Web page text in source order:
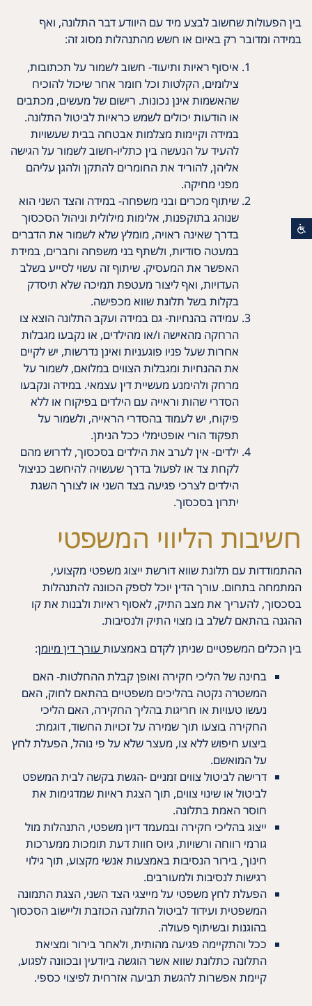
בין הפעולות שחשוב לבצע מיד עם היוודע דבר התלונה, ואף
במידה ומדובר רק באיום או חשש מהתנהלות מסוג זה:
איסוף ראיות ותיעוד- חשוב לשמור על תכתובות,
צילומים, הקלטות וכל חומר אחר שיכול להוכיח
שהאשמות אינן נכונות. רישום של מעשים, מכתבים
או הודעות יכולים לשמש כראיות לביטול התלונה.
במידה וקיימות מצלמות אבטחה בבית שעשויות
להעיד על הנעשה בין כתליו-חשוב לשמור על הגישה
אליהן, להוריד את החומרים להתקן ולהגן עליהם
מפני מחיקה.
שיתוף מכרים ובני משפחה- במידה והצד השני הוא
שנוהג בתוקפנות, אלימות מילולית וניהול הסכסוך
בדרך שאינה ראויה, מומלץ שלא לשמור את הדברים
במעטה סודיות, ולשתף בני משפחה וחברים, במידת
האפשר את המעסיק. שיתוף זה עשוי לסייע בשלב
העדויות, ואף ליצור מעטפת תמיכה שלא תיסדק
בקלות בשל תלונת שווא מכפישה.
עמידה בהנחיות- גם במידה ועקב התלונה הוצא צו
הרחקה מהאישה ו/או מהילדים, או נקבעו מגבלות
אחרות שעל פניו פוגעניות ואינן נדרשות, יש לקיים
את ההנחיות ומגבלות הצווים במלואם, לשמור על
מרחק ולהימנע מעשיית דין עצמאי. במידה ונקבעו
הסדרי שהות וראייה עם הילדים בפיקוח או ללא
פיקוח, יש לעמוד בהסדרי הראייה, ולשמור על
תפקוד הורי אופטימלי ככל הניתן.
ילדים- אין לערב את הילדים בסכסוך, לדרוש מהם
לקחת צד או לפעול בדרך שעשויה להיחשב כניצול
הילדים לצרכי פגיעה בצד השני או לצורך השגת
יתרון בסכסוך.
חשיבות הליווי המשפטי
ההתמודדות עם תלונת שווא דורשת ייצוג משפטי מקצועי,
המתמחה בתחום. עורך הדין יוכל לספק הכוונה להתנהלות
בסכסוך, להעריך את מצב התיק, לאסוף ראיות ולבנות את קו
ההגנה בהתאם לשלב בו מצוי התיק ולנסיבות.
בין הכלים המשפטיים שניתן לקדם באמצעותעורך דין מיומן:
בחינה של הליכי חקירה ואופן קבלת ההחלטות- האם
המשטרה נקטה בהליכים משפטיים בהתאם לחוק, האם
נעשו טעויות או חריגות בהליך החקירה, האם הליכי
החקירה בוצעו תוך שמירה על זכויות החשוד, דוגמת:
ביצוע חיפוש ללא צו, מעצר שלא על פי נוהל, הפעלת לחץ
על המואשם.
דרישה לביטול צווים זמניים -הגשת בקשה לבית המשפט
לביטול או שינוי צווים, תוך הצגת ראיות שמדגימות את
חוסר האמת בתלונה.
ייצוג בהליכי חקירה ובמעמד דיון משפטי, התנהלות מול
גורמי רווחה ורשויות, גיוס חוות דעת תומכות ממערכות
חינוך, בירור הנסיבות באמצעות אנשי מקצוע, תוך גילוי
רגישות לנסיבות ולמעורבים.
הפעלת לחץ משפטי על מייצגי הצד השני, הצגת התמונה
המשפטית ועידוד לביטול התלונה הכוזבת וליישוב הסכסוך
בהוגנות ובשיתוף פעולה.
ככל והתקיימה פגיעה מהותית, ולאחר בירור ומציאת
התלונה כתלונת שווא אשר הוגשה ביודעין ובכוונה לפגוע,
קיימת אפשרות להגשת תביעה אזרחית לפיצוי כספי.